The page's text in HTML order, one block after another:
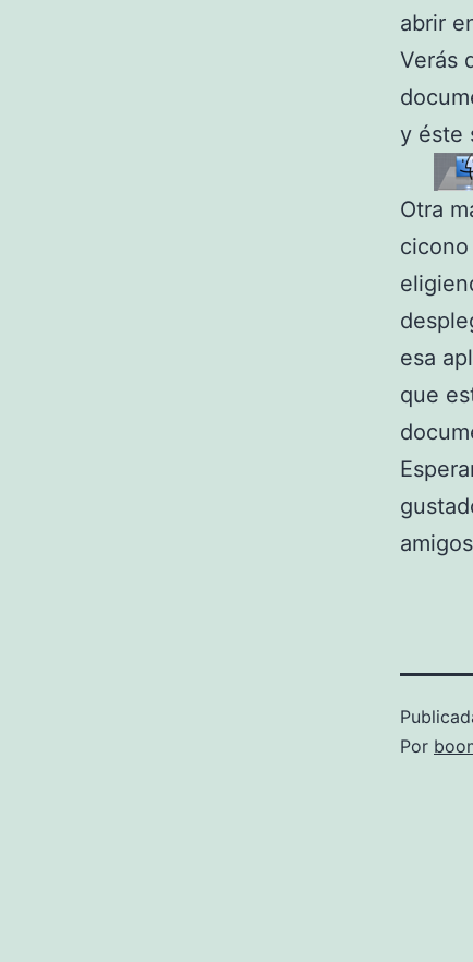
abrir
Verás
y éste
Otra
esa
que
Por